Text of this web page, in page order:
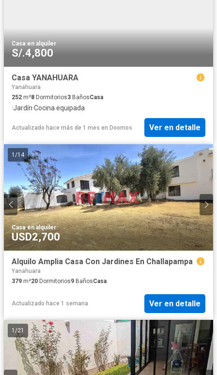
Casa·en alquiler
S/.4,800
Casa YANAHUARA
Yanahuara
252 m²8 Dormitorios3 BañosCasa
·Jardín·Cocina equipada
Actualizado hace más de 1 mes en Doomos Ver en detalle
1 /14
Casa·en alquiler
USD2,700
Alquilo Amplia Casa Con Jardines En Challapampa
Yanahuara
379 m²20 Dormitorios9 BañosCasa
Actualizado hace 1 semana Ver en detalle
1 /21